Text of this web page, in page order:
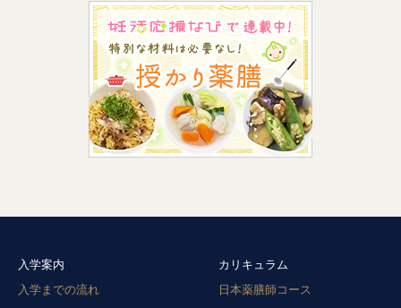
入学案内
入学までの流れ
カリキュラム
日本薬膳師コース